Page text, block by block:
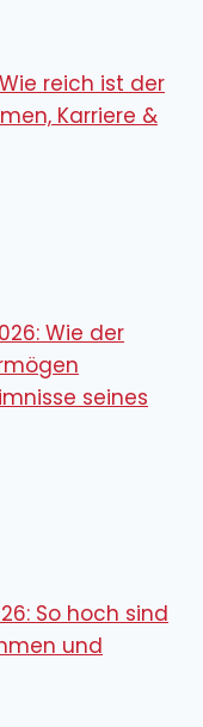
reich ist der
Karriere &
Wie der
seines
So hoch sind
und